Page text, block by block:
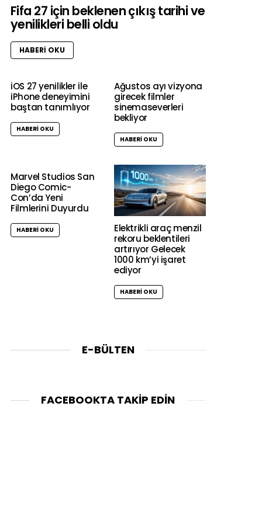
Fifa 27 için beklenen çıkış tarihi ve
yenilikleri belli oldu
HABERI OKU
iOS 27 yenilikler ile
iPhone deneyimini
baştan tanımlıyor
HABERI OKU
Ağustos ayı vizyona
girecek filmler
sinemaseverleri
bekliyor
HABERI OKU
Marvel Studios San
Diego Comic-
Con’da Yeni
Filmlerini Duyurdu
HABERI OKU
Elektrikli araç menzil
rekoru beklentileri
artırıyor Gelecek
1000 km’yi işaret
ediyor
HABERI OKU
E-BÜLTEN
FACEBOOKTA TAKIP EDIN